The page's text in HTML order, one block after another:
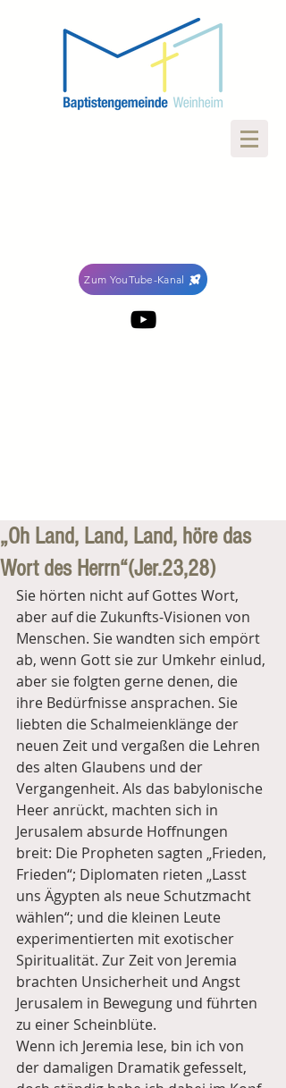
Zum YouTube-Kanal
„Oh Land, Land, Land, höre das
Wort des Herrn“(Jer.23,28)
Sie hörten nicht auf Gottes Wort,
aber auf die Zukunfts-Visionen von
Menschen. Sie wandten sich empört
ab, wenn Gott sie zur Umkehr einlud,
aber sie folgten gerne denen, die
ihre Bedürfnisse ansprachen. Sie
liebten die Schalmeienklänge der
neuen Zeit und vergaßen die Lehren
des alten Glaubens und der
Vergangenheit. Als das babylonische
Heer anrückt, machten sich in
Jerusalem absurde Hoffnungen
breit: Die Propheten sagten „Frieden,
Frieden“; Diplomaten rieten „Lasst
uns Ägypten als neue Schutzmacht
wählen“; und die kleinen Leute
experimentierten mit exotischer
Spiritualität. Zur Zeit von Jeremia
brachten Unsicherheit und Angst
Jerusalem in Bewegung und führten
zu einer Scheinblüte.
Wenn ich Jeremia lese, bin ich von
der damaligen Dramatik gefesselt,